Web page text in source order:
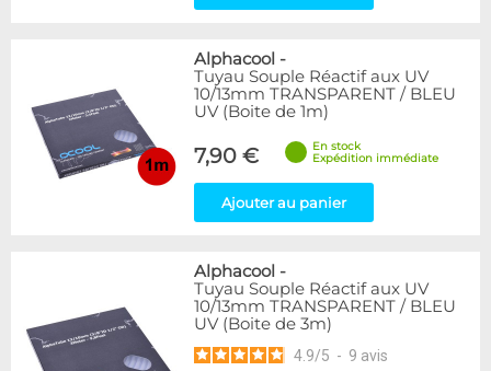
Alphacool -
Tuyau Souple Réactif aux UV
10/13mm TRANSPARENT / BLEU
UV (Boite de 1m)
7,90 €
En stock
Expédition immédiate
Ajouter au panier
Alphacool -
Tuyau Souple Réactif aux UV
10/13mm TRANSPARENT / BLEU
UV (Boite de 3m)
4.9/5 - 9 avis